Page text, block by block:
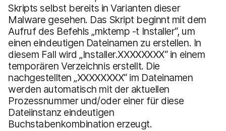
Skripts selbst bereits in Varianten dieser
Malware gesehen. Das Skript beginnt mit dem
Aufruf des Befehls „mktemp -t Installer“, um
einen eindeutigen Dateinamen zu erstellen. In
diesem Fall wird „Installer.XXXXXXXX“ in einem
temporären Verzeichnis erstellt. Die
nachgestellten „XXXXXXXX“ im Dateinamen
werden automatisch mit der aktuellen
Prozessnummer und/oder einer für diese
Dateiinstanz eindeutigen
Buchstabenkombination erzeugt.